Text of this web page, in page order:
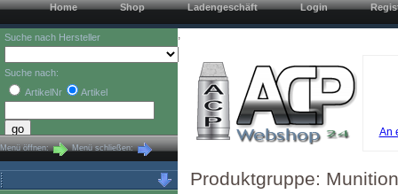
Home Shop Ladengeschäft Login
Suche nach Hersteller
Suche nach:
ArtikelNr
Artikel
Menü öffnen: Menü schließen:
,
An
Produktgruppe: